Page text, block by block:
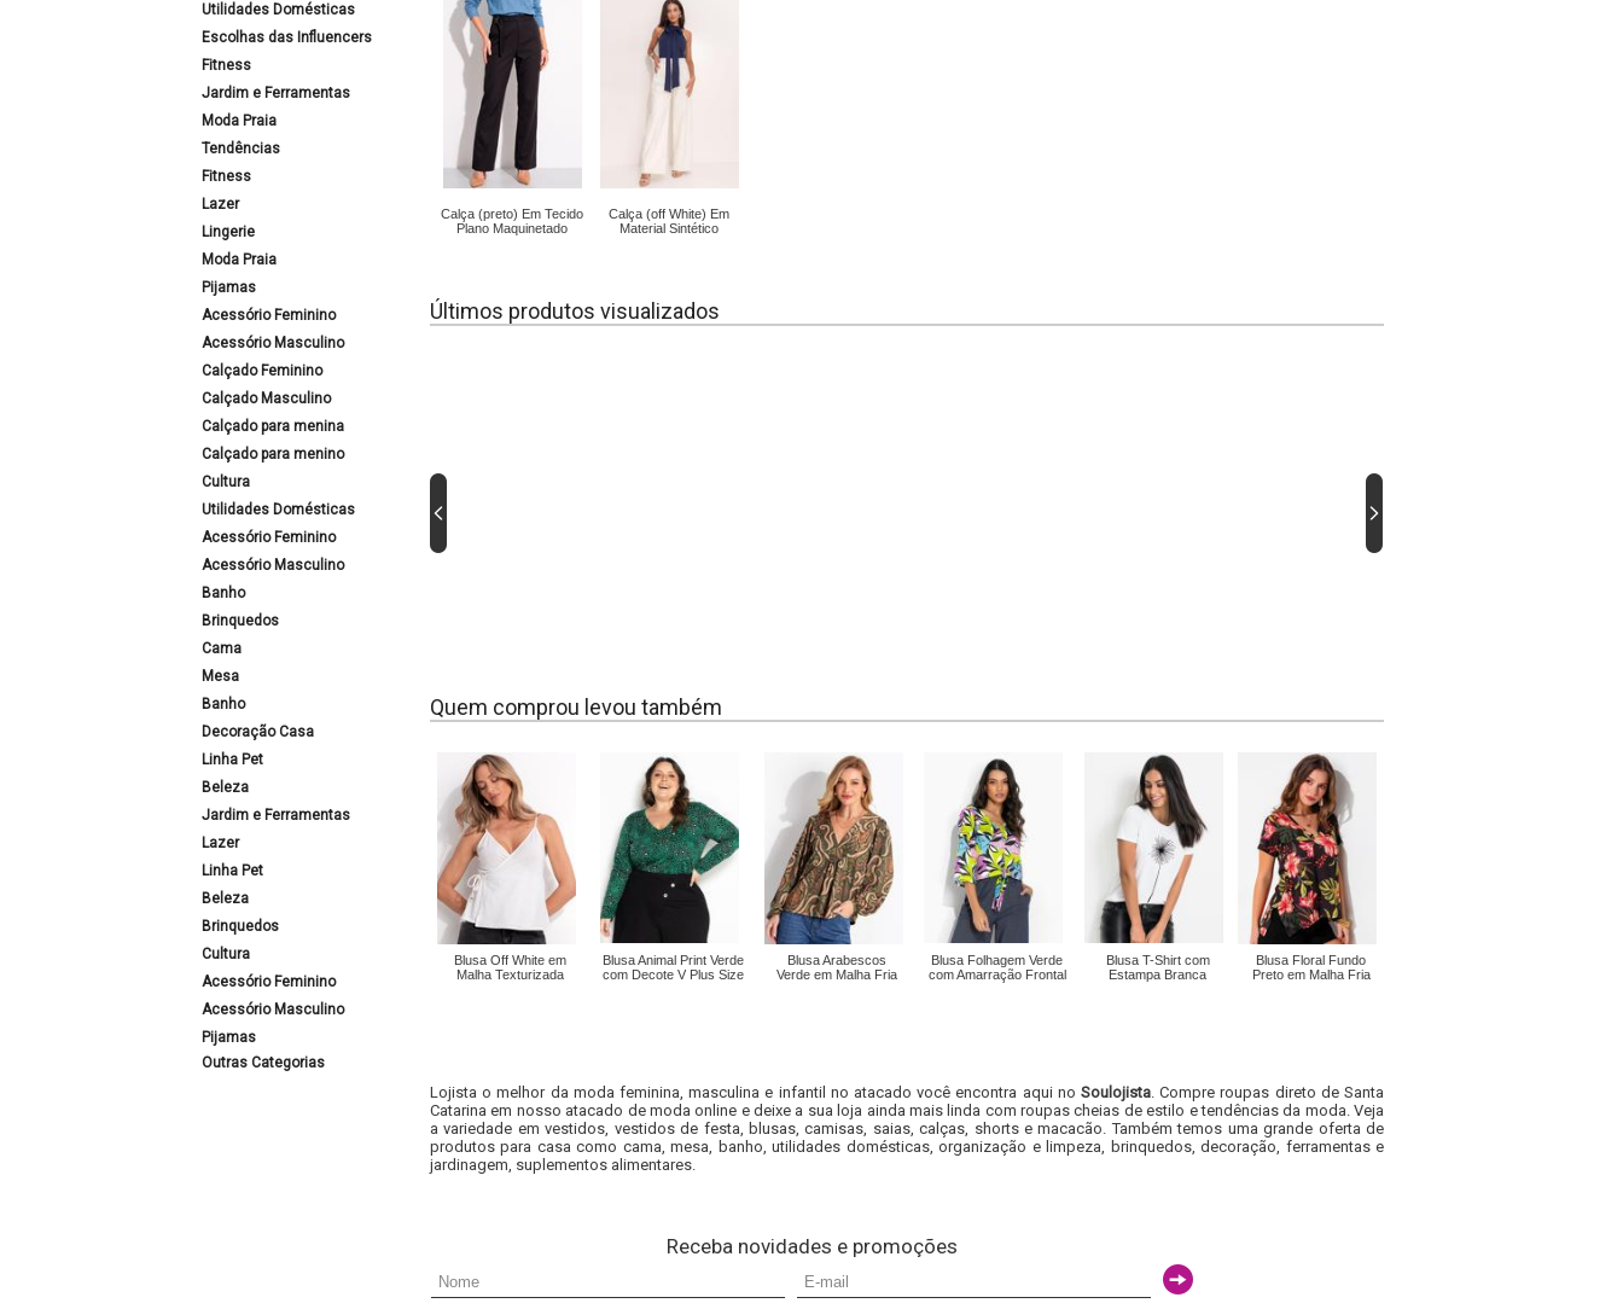
Utilidades Domésticas
Escolhas das Influencers
Fitness
Jardim e Ferramentas
Moda Praia
Tendências
Fitness
Lazer
Lingerie
Moda Praia
Pijamas
Acessório Feminino
Acessório Masculino
Calçado Feminino
Calçado Masculino
Calçado para menina
Calçado para menino
Cultura
Utilidades Domésticas
Acessório Feminino
Acessório Masculino
Banho
Brinquedos
Cama
Mesa
Banho
Decoração Casa
Linha Pet
Beleza
Jardim e Ferramentas
Lazer
Linha Pet
Beleza
Brinquedos
Cultura
Acessório Feminino
Acessório Masculino
Pijamas
Outras Categorias
Calça (preto) Em Tecido
Plano Maquinetado
Calça (off White) Em
Material Sintético
Últimos produtos visualizados
Quem comprou levou também
Blusa Off White em
Malha Texturizada
Blusa Animal Print Verde
com Decote V Plus Size
Blusa Arabescos
Verde em Malha Fria
Blusa Folhagem Verde
com Amarração Frontal
Blusa T-Shirt com
Estampa Branca
Blusa Floral Fundo
Preto em Malha Fria
Lojista o melhor da moda feminina, masculina e infantil no atacado você encontra aqui no Soulojista. Compre roupas direto de Santa
Catarina em nosso atacado de moda online e deixe a sua loja ainda mais linda com roupas cheias de estilo e tendências da moda. Veja
a variedade em vestidos, vestidos de festa, blusas, camisas, saias, calças, shorts e macacão. Também temos uma grande oferta de
produtos para casa como cama, mesa, banho, utilidades domésticas, organização e limpeza, brinquedos, decoração, ferramentas e
jardinagem, suplementos alimentares.
Receba novidades e promoções